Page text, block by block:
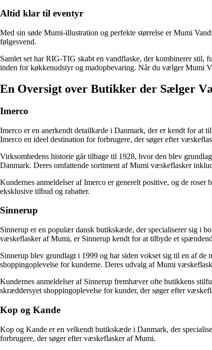
Altid klar til eventyr
Med sin søde Mumi-illustration og perfekte størrelse er Mumi
følgesvend.
Samlet set har RIG-TIG skabt en vandflaske, der kombinerer
inden for køkkenudstyr og madopbevaring. Når du vælger Mumi
En Oversigt over Butikker der Sælger
Imerco
Imerco er en anerkendt detailkæde i Danmark, der er kendt for at
Imerco en ideel destination for forbrugere, der søger efter
Virksomhedens historie går tilbage til 1928, hvor den blev
Danmark. Deres omfattende sortiment af Mumi væskeflasker
Kundernes anmeldelser af Imerco er generelt positive, og de
eksklusive tilbud og rabatter.
Sinnerup
Sinnerup er en populær dansk butikskæde, der specialiserer sig i
væskeflasker af Mumi, er Sinnerup kendt for at tilbyde et
Sinnerup blev grundlagt i 1999 og har siden vokset sig til en af
shoppingoplevelse for kunderne. Deres udvalg af Mumi
Kundernes anmeldelser af Sinnerup fremhæver ofte butikkens
skræddersyet shoppingoplevelse for kunder, der søger efter
Kop og Kande
Kop og Kande er en velkendt butikskæde i Danmark, der
forbrugere, der søger efter væskeflasker af Mumi.